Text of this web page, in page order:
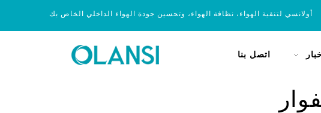
أولانسي لتنقية الهواء، نظافة الهواء، وتحسين جودة الهواء الداخلي الخاص بك
اتصل بنا